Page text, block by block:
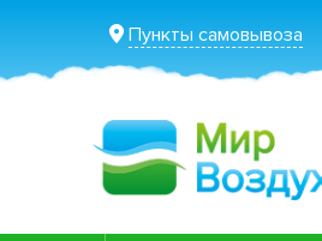
Пункты самовывоза